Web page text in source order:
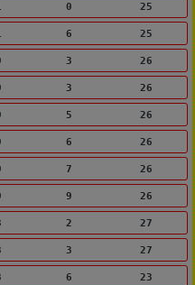
0 25
6 25
3 26
3 26
5 26
6 26
7 26
9 26
2 27
3 27
6 23